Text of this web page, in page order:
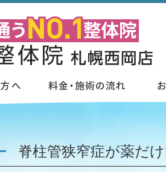
脊柱管狭窄症が薬だ